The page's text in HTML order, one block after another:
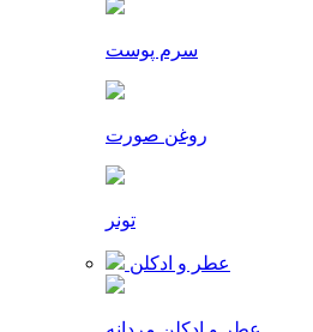
سرم پوست
روغن صورت
تونر
عطر و ادکلن